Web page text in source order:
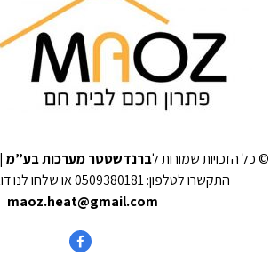
© כל הזכויות שמורות לברנדשטטר מערכות בע”מ
התקשרו לטלפון: 0509380181 או שלחו לנו דוא”ל לכתובת:
maoz.heat@gmail.com